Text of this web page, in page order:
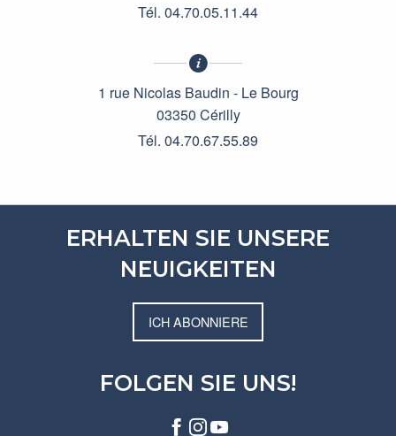
Tél. 04.70.05.11.44
1 rue Nicolas Baudin - Le Bourg
03350 Cérilly
Tél. 04.70.67.55.89
ERHALTEN SIE UNSERE
NEUIGKEITEN
ICH ABONNIERE
FOLGEN SIE UNS!